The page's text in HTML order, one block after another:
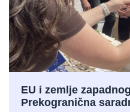
EU i zemlje
Prekogranična